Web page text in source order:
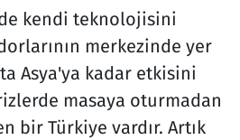
kendi teknolojisini
merkezinde yer
Asya'ya kadar etkisini
masaya oturmadan
bir Türkiye vardır. Artık